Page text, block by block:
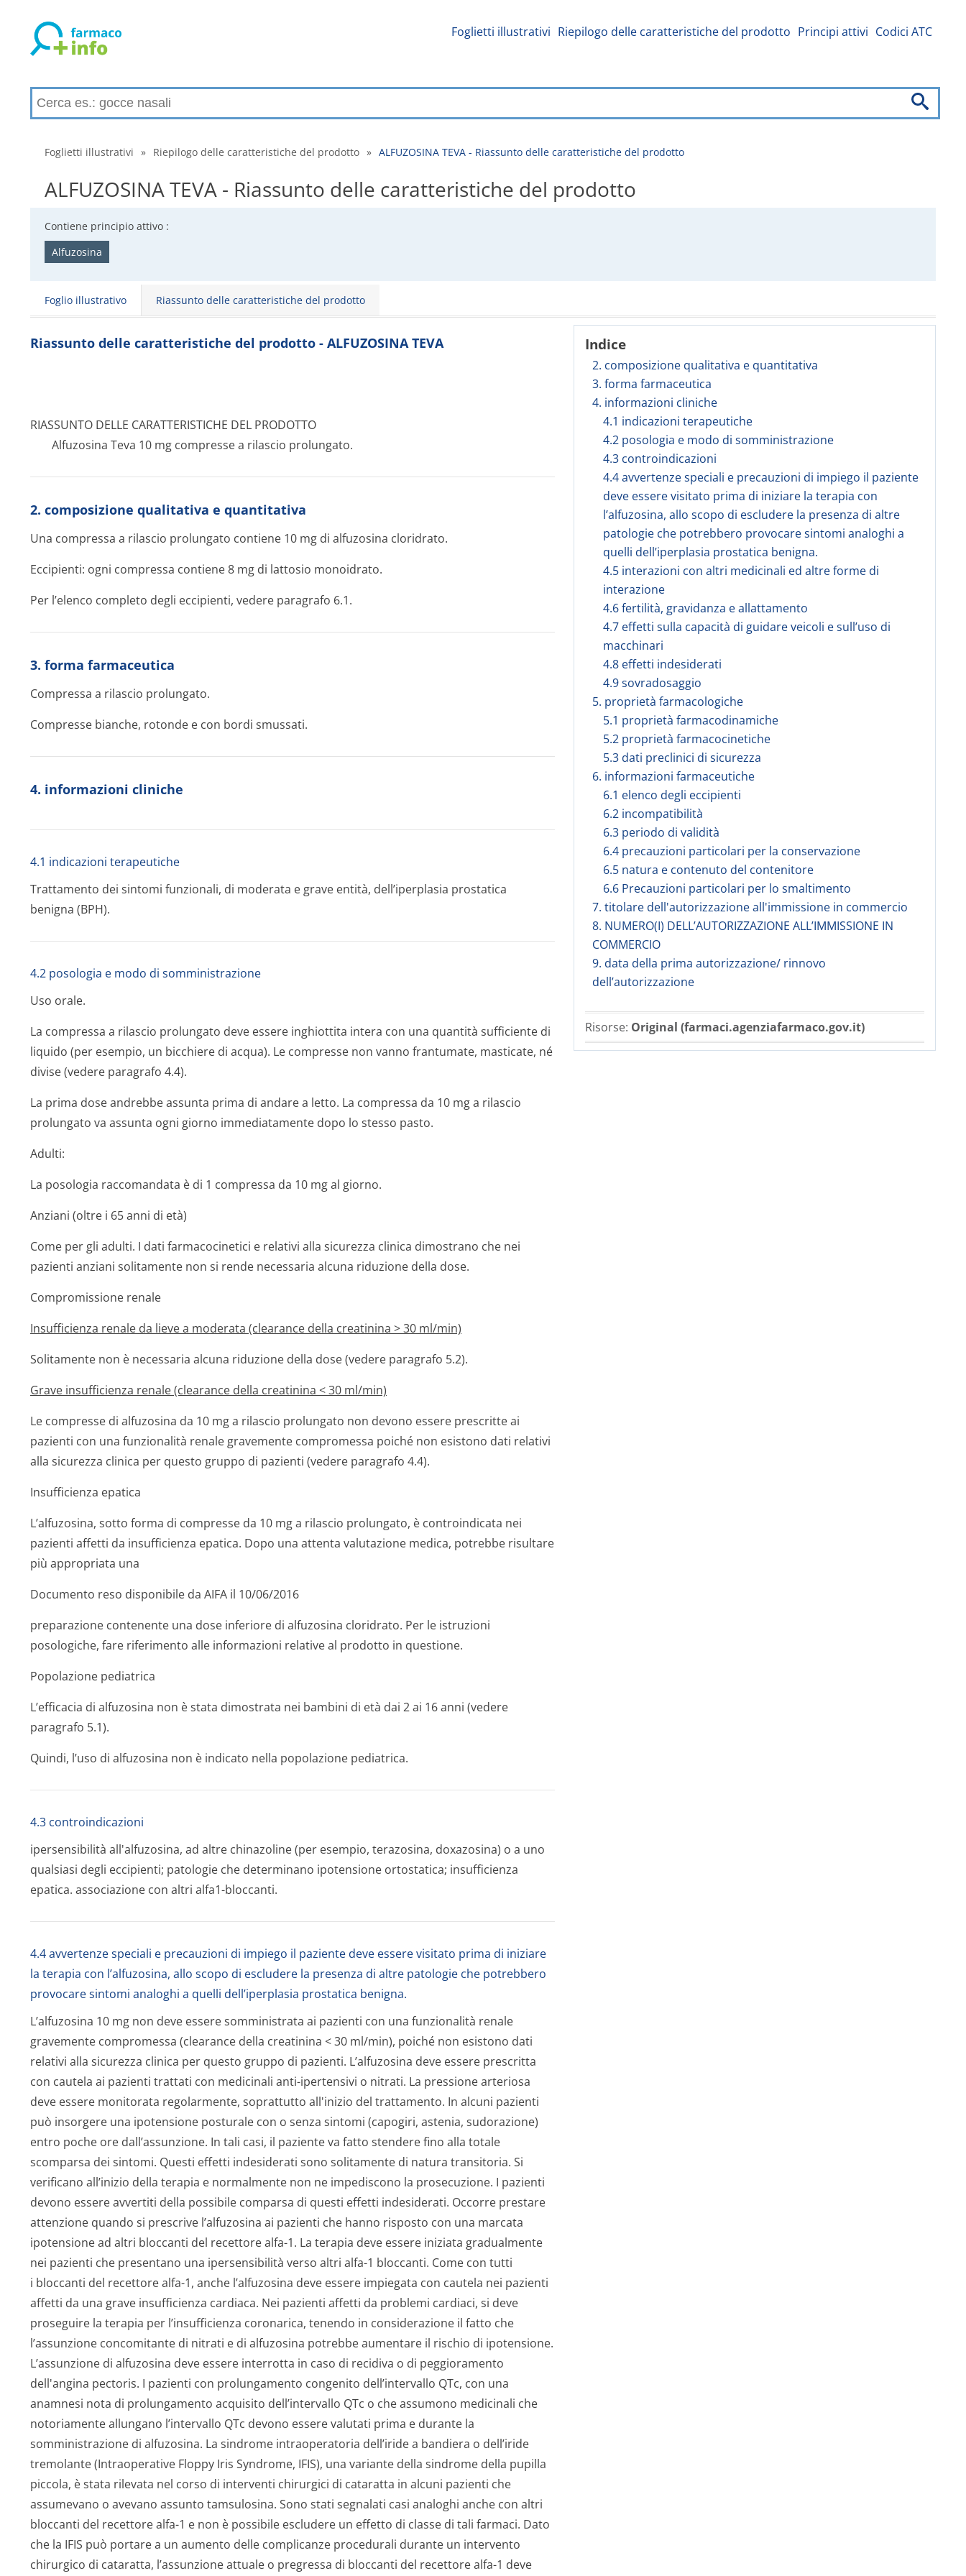
Foglietti illustrativi Riepilogo delle caratteristiche del prodotto Principi attivi Codici ATC
Foglietti illustrativi » Riepilogo delle caratteristiche del prodotto » ALFUZOSINA TEVA - Riassunto delle caratteristiche del prodotto
ALFUZOSINA TEVA - Riassunto delle caratteristiche del prodotto
Contiene principio attivo :
Alfuzosina
Foglio illustrativo Riassunto delle caratteristiche del prodotto
Indice
2. composizione qualitativa e quantitativa
3. forma farmaceutica
4. informazioni cliniche
4.1 indicazioni terapeutiche
4.2 posologia e modo di somministrazione
4.3 controindicazioni
4.4 avvertenze speciali e precauzioni di impiego il paziente
deve essere visitato prima di iniziare la terapia con
l’alfuzosina, allo scopo di escludere la presenza di altre
patologie che potrebbero provocare sintomi analoghi a
quelli dell’iperplasia prostatica benigna.
4.5 interazioni con altri medicinali ed altre forme di
interazione
4.6 fertilità, gravidanza e allattamento
4.7 effetti sulla capacità di guidare veicoli e sull’uso di
macchinari
4.8 effetti indesiderati
4.9 sovradosaggio
5. proprietà farmacologiche
5.1 proprietà farmacodinamiche
5.2 proprietà farmacocinetiche
5.3 dati preclinici di sicurezza
6. informazioni farmaceutiche
6.1 elenco degli eccipienti
6.2 incompatibilità
6.3 periodo di validità
6.4 precauzioni particolari per la conservazione
6.5 natura e contenuto del contenitore
6.6 Precauzioni particolari per lo smaltimento
7. titolare dell'autorizzazione all'immissione in commercio
8. NUMERO(I) DELL’AUTORIZZAZIONE ALL’IMMISSIONE IN
COMMERCIO
9. data della prima autorizzazione/ rinnovo
dell’autorizzazione
Risorse: Original (farmaci.agenziafarmaco.gov.it)
Riassunto delle caratteristiche del prodotto - ALFUZOSINA TEVA
RIASSUNTO DELLE CARATTERISTICHE DEL PRODOTTO
Alfuzosina Teva 10 mg compresse a rilascio prolungato.
2. composizione qualitativa e quantitativa
Una compressa a rilascio prolungato contiene 10 mg di alfuzosina cloridrato.
Eccipienti: ogni compressa contiene 8 mg di lattosio monoidrato.
Per l’elenco completo degli eccipienti, vedere paragrafo 6.1.
3. forma farmaceutica
Compressa a rilascio prolungato.
Compresse bianche, rotonde e con bordi smussati.
4. informazioni cliniche
4.1 indicazioni terapeutiche
Trattamento dei sintomi funzionali, di moderata e grave entità, dell’iperplasia prostatica
benigna (BPH).
4.2 posologia e modo di somministrazione
Uso orale.
La compressa a rilascio prolungato deve essere inghiottita intera con una quantità sufficiente di
liquido (per esempio, un bicchiere di acqua). Le compresse non vanno frantumate, masticate, né
divise (vedere paragrafo 4.4).
La prima dose andrebbe assunta prima di andare a letto. La compressa da 10 mg a rilascio
prolungato va assunta ogni giorno immediatamente dopo lo stesso pasto.
Adulti:
La posologia raccomandata è di 1 compressa da 10 mg al giorno.
Anziani (oltre i 65 anni di età)
Come per gli adulti. I dati farmacocinetici e relativi alla sicurezza clinica dimostrano che nei
pazienti anziani solitamente non si rende necessaria alcuna riduzione della dose.
Compromissione renale
Insufficienza renale da lieve a moderata (clearance della creatinina > 30 ml/min)
Solitamente non è necessaria alcuna riduzione della dose (vedere paragrafo 5.2).
Grave insufficienza renale (clearance della creatinina < 30 ml/min)
Le compresse di alfuzosina da 10 mg a rilascio prolungato non devono essere prescritte ai
pazienti con una funzionalità renale gravemente compromessa poiché non esistono dati relativi
alla sicurezza clinica per questo gruppo di pazienti (vedere paragrafo 4.4).
Insufficienza epatica
L’alfuzosina, sotto forma di compresse da 10 mg a rilascio prolungato, è controindicata nei
pazienti affetti da insufficienza epatica. Dopo una attenta valutazione medica, potrebbe risultare
più appropriata una
Documento reso disponibile da AIFA il 10/06/2016
preparazione contenente una dose inferiore di alfuzosina cloridrato. Per le istruzioni
posologiche, fare riferimento alle informazioni relative al prodotto in questione.
Popolazione pediatrica
L’efficacia di alfuzosina non è stata dimostrata nei bambini di età dai 2 ai 16 anni (vedere
paragrafo 5.1).
Quindi, l’uso di alfuzosina non è indicato nella popolazione pediatrica.
4.3 controindicazioni
ipersensibilità all'alfuzosina, ad altre chinazoline (per esempio, terazosina, doxazosina) o a uno
qualsiasi degli eccipienti; patologie che determinano ipotensione ortostatica; insufficienza
epatica. associazione con altri alfa1-bloccanti.
4.4 avvertenze speciali e precauzioni di impiego il paziente deve essere visitato prima di iniziare
la terapia con l’alfuzosina, allo scopo di escludere la presenza di altre patologie che potrebbero
provocare sintomi analoghi a quelli dell’iperplasia prostatica benigna.
L’alfuzosina 10 mg non deve essere somministrata ai pazienti con una funzionalità renale
gravemente compromessa (clearance della creatinina < 30 ml/min), poiché non esistono dati
relativi alla sicurezza clinica per questo gruppo di pazienti. L’alfuzosina deve essere prescritta
con cautela ai pazienti trattati con medicinali anti-ipertensivi o nitrati. La pressione arteriosa
deve essere monitorata regolarmente, soprattutto all'inizio del trattamento. In alcuni pazienti
può insorgere una ipotensione posturale con o senza sintomi (capogiri, astenia, sudorazione)
entro poche ore dall’assunzione. In tali casi, il paziente va fatto stendere fino alla totale
scomparsa dei sintomi. Questi effetti indesiderati sono solitamente di natura transitoria. Si
verificano all’inizio della terapia e normalmente non ne impediscono la prosecuzione. I pazienti
devono essere avvertiti della possibile comparsa di questi effetti indesiderati. Occorre prestare
attenzione quando si prescrive l’alfuzosina ai pazienti che hanno risposto con una marcata
ipotensione ad altri bloccanti del recettore alfa-1. La terapia deve essere iniziata gradualmente
nei pazienti che presentano una ipersensibilità verso altri alfa-1 bloccanti. Come con tutti
i bloccanti del recettore alfa-1, anche l’alfuzosina deve essere impiegata con cautela nei pazienti
affetti da una grave insufficienza cardiaca. Nei pazienti affetti da problemi cardiaci, si deve
proseguire la terapia per l’insufficienza coronarica, tenendo in considerazione il fatto che
l’assunzione concomitante di nitrati e di alfuzosina potrebbe aumentare il rischio di ipotensione.
L’assunzione di alfuzosina deve essere interrotta in caso di recidiva o di peggioramento
dell'angina pectoris. I pazienti con prolungamento congenito dell’intervallo QTc, con una
anamnesi nota di prolungamento acquisito dell’intervallo QTc o che assumono medicinali che
notoriamente allungano l’intervallo QTc devono essere valutati prima e durante la
somministrazione di alfuzosina. La sindrome intraoperatoria dell’iride a bandiera o dell’iride
tremolante (Intraoperative Floppy Iris Syndrome, IFIS), una variante della sindrome della pupilla
piccola, è stata rilevata nel corso di interventi chirurgici di cataratta in alcuni pazienti che
assumevano o avevano assunto tamsulosina. Sono stati segnalati casi analoghi anche con altri
bloccanti del recettore alfa-1 e non è possibile escludere un effetto di classe di tali farmaci. Dato
che la IFIS può portare a un aumento delle complicanze procedurali durante un intervento
chirurgico di cataratta, l’assunzione attuale o pregressa di bloccanti del recettore alfa-1 deve